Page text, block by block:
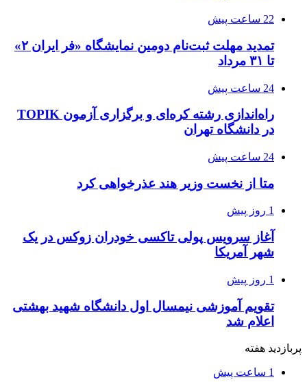
22 ساعت پیش
تمدید مهلت ثبت‌نام دومین نمایشگاه «فر ایران ۲»
تا ۳۱ مرداد
24 ساعت پیش
راه‌اندازی رشته کره‌ای و برگزاری آزمون TOPIK
در دانشگاه تهران
24 ساعت پیش
متا از نخست وزیر هند عذرخواهی کرد
1 روز پیش
آغاز سرویس پولی تاکسی خودران زوکس در یک
شهر آمریکا
1 روز پیش
تقویم آموزشی نیمسال اول دانشگاه شهید بهشتی
اعلام شد
پربازدید هفته
1 ساعت پیش